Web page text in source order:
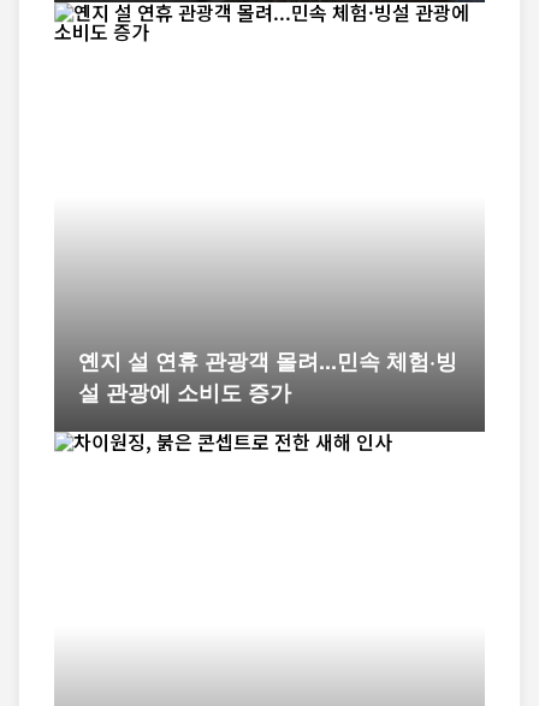
옌지 설 연휴 관광객 몰려...민속 체험·빙
설 관광에 소비도 증가